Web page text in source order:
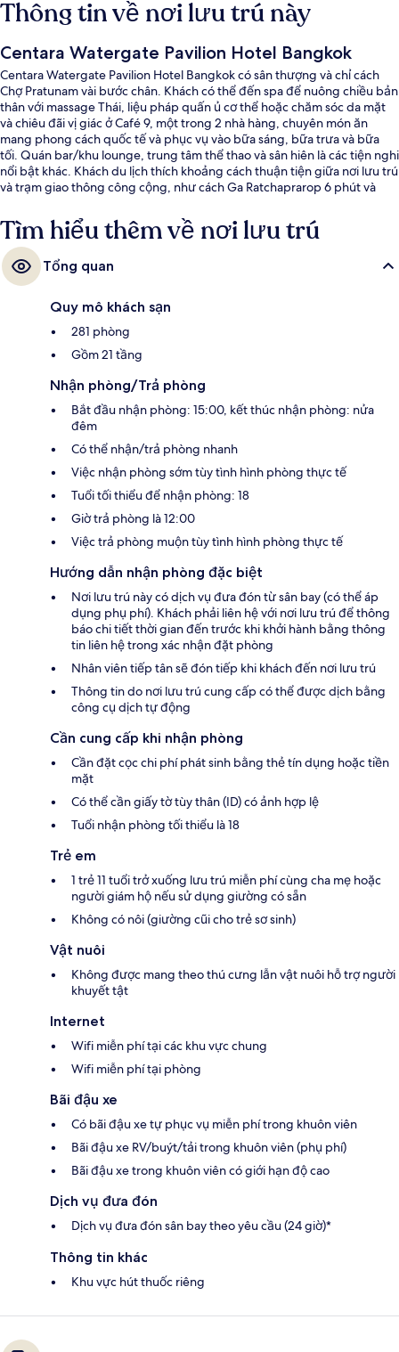
Thông tin về nơi lưu trú này
Centara Watergate Pavilion Hotel Bangkok
Centara Watergate Pavilion Hotel Bangkok có sân thượng và chỉ cách
Chợ Pratunam vài bước chân. Khách có thể đến spa để nuông chiều bản
thân với massage Thái, liệu pháp quấn ủ cơ thể hoặc chăm sóc da mặt
và chiêu đãi vị giác ở Café 9, một trong 2 nhà hàng, chuyên món ăn
mang phong cách quốc tế và phục vụ vào bữa sáng, bữa trưa và bữa
tối. Quán bar/khu lounge, trung tâm thể thao và sân hiên là các tiện nghi
nổi bật khác. Khách du lịch thích khoảng cách thuận tiện giữa nơi lưu trú
và trạm giao thông công cộng, như cách Ga Ratchaprarop 6 phút và
Tìm hiểu thêm về nơi lưu trú
Tổng quan
Quy mô khách sạn
281 phòng
Gồm 21 tầng
Nhận phòng/Trả phòng
Bắt đầu nhận phòng: 15:00, kết thúc nhận phòng: nửa
đêm
Có thể nhận/trả phòng nhanh
Việc nhận phòng sớm tùy tình hình phòng thực tế
Tuổi tối thiểu để nhận phòng: 18
Giờ trả phòng là 12:00
Việc trả phòng muộn tùy tình hình phòng thực tế
Hướng dẫn nhận phòng đặc biệt
Nơi lưu trú này có dịch vụ đưa đón từ sân bay (có thể áp
dụng phụ phí). Khách phải liên hệ với nơi lưu trú để thông
báo chi tiết thời gian đến trước khi khởi hành bằng thông
tin liên hệ trong xác nhận đặt phòng
Nhân viên tiếp tân sẽ đón tiếp khi khách đến nơi lưu trú
Thông tin do nơi lưu trú cung cấp có thể được dịch bằng
công cụ dịch tự động
Cần cung cấp khi nhận phòng
Cần đặt cọc chi phí phát sinh bằng thẻ tín dụng hoặc tiền
mặt
Có thể cần giấy tờ tùy thân (ID) có ảnh hợp lệ
Tuổi nhận phòng tối thiểu là 18
Trẻ em
1 trẻ 11 tuổi trở xuống lưu trú miễn phí cùng cha mẹ hoặc
người giám hộ nếu sử dụng giường có sẵn
Không có nôi (giường cũi cho trẻ sơ sinh)
Vật nuôi
Không được mang theo thú cưng lẫn vật nuôi hỗ trợ người
khuyết tật
Internet
Wifi miễn phí tại các khu vực chung
Wifi miễn phí tại phòng
Bãi đậu xe
Có bãi đậu xe tự phục vụ miễn phí trong khuôn viên
Bãi đậu xe RV/buýt/tải trong khuôn viên (phụ phí)
Bãi đậu xe trong khuôn viên có giới hạn độ cao
Dịch vụ đưa đón
Dịch vụ đưa đón sân bay theo yêu cầu (24 giờ)*
Thông tin khác
Khu vực hút thuốc riêng